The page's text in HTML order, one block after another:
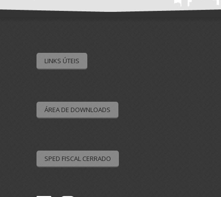
LINKS ÚTEIS
ÁREA DE DOWNLOADS
SPED FISCAL CERRADO